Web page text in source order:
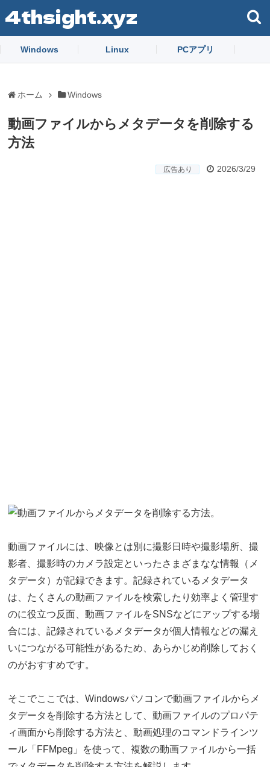
4thsight.xyz
Windows Linux PCアプリ
ホーム Windows
動画ファイルからメタデータを削除する
方法
広告あり 2026/3/29
動画ファイルには、映像とは別に撮影日時や撮影場所、撮
影者、撮影時のカメラ設定といったさまざまなな情報（メ
タデータ）が記録できます。記録されているメタデータ
は、たくさんの動画ファイルを検索したり効率よく管理す
のに役立つ反面、動画ファイルをSNSなどにアップする場
合には、記録されているメタデータが個人情報などの漏え
いにつながる可能性があるため、あらかじめ削除しておく
のがおすすめです。
そこでここでは、Windowsパソコンで動画ファイルからメ
タデータを削除する方法として、動画ファイルのプロパテ
ィ画面から削除する方法と、動画処理のコマンドラインツ
ール「FFMpeg」を使って、複数の動画ファイルから一括